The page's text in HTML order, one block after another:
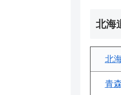
北海
北
青